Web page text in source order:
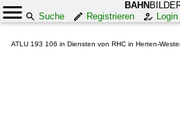
BAHN
Suche
Registrieren Login
ATLU 193 106 in Diensten von RHC in Herten-